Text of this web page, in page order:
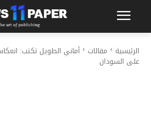
الرئيسية مقالات
أماني الطويل تكتب:
على السودان